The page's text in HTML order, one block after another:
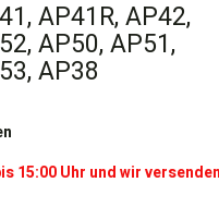
AP41R, AP42,
AP50, AP51,
AP38
15:00 Uhr und wir